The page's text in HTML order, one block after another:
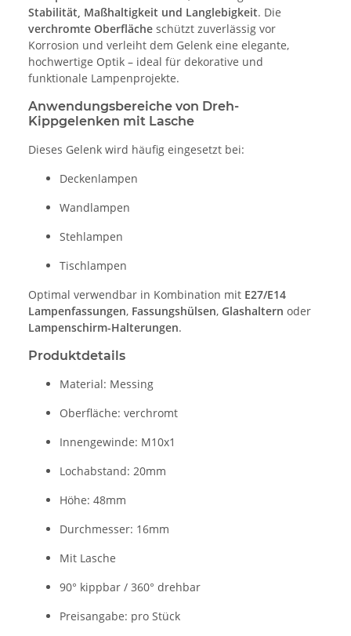
Stabilität, Maßhaltigkeit und Langlebigkeit. Die
verchromte Oberfläche schützt zuverlässig vor
Korrosion und verleiht dem Gelenk eine elegante,
hochwertige Optik – ideal für dekorative und
funktionale Lampenprojekte.
Anwendungsbereiche von Dreh-
Kippgelenken mit Lasche
Dieses Gelenk wird häufig eingesetzt bei:
Deckenlampen
Wandlampen
Stehlampen
Tischlampen
Optimal verwendbar in Kombination mit E27/E14
Lampenfassungen, Fassungshülsen, Glashaltern oder
Lampenschirm-Halterungen.
Produktdetails
Material: Messing
Oberfläche: verchromt
Innengewinde: M10x1
Lochabstand: 20mm
Höhe: 48mm
Durchmesser: 16mm
Mit Lasche
90° kippbar / 360° drehbar
Preisangabe: pro Stück